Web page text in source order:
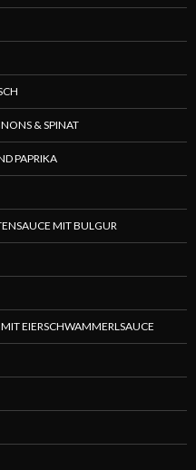
& SPINAT
PAPRIKA
MIT BULGUR
EIERSCHWAMMERLSAUCE